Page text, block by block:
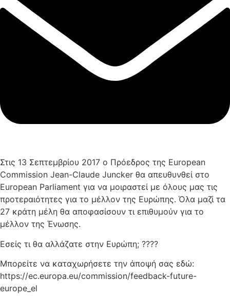
Στις 13 Σεπτεμβρίου 2017 ο Πρόεδρος της European
Commission Jean-Claude Juncker θα απευθυνθεί στο
European Parliament για να μοιραστεί με όλους μας τις
προτεραιότητες για το μέλλον της Ευρώπης. Όλα μαζί τα
27 κράτη μέλη θα αποφασίσουν τι επιθυμούν για το
μέλλον της Ένωσης.
Εσείς τι θα αλλάζατε στην Ευρώπη; ????
Μπορείτε να καταχωρήσετε την άποψή σας εδώ:
https://ec.europa.eu/commission/feedback-future-
europe_el